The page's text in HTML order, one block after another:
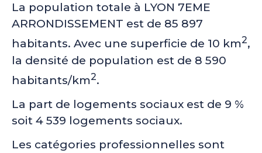
La population totale à LYON 7EME
ARRONDISSEMENT est de 85 897
habitants. Avec une superficie de 10 km2,
la densité de population est de 8 590
habitants/km2.
La part de logements sociaux est de 9 %
soit 4 539 logements sociaux.
Les catégories professionnelles sont